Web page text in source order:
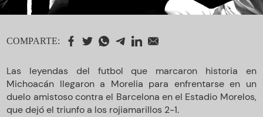
COMPARTE:
Las leyendas del futbol que marcaron historia en
Michoacán llegaron a Morelia para enfrentarse en un
duelo amistoso contra el Barcelona en el Estadio Morelos,
que dejó el triunfo a los rojiamarillos 2-1.